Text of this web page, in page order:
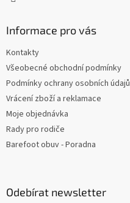
Informace pro vás
Kontakty
Všeobecné obchodní podmínky
Podmínky ochrany osobních údajů
Vrácení zboží a reklamace
Moje objednávka
Rady pro rodiče
Barefoot obuv - Poradna
Odebírat newsletter